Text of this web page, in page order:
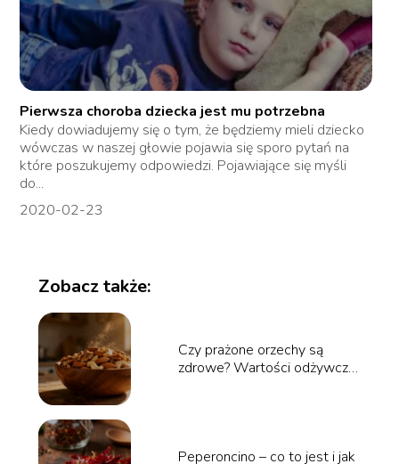
Pierwsza choroba dziecka jest mu potrzebna
Kiedy dowiadujemy się o tym, że będziemy mieli dziecko
wówczas w naszej głowie pojawia się sporo pytań na
które poszukujemy odpowiedzi. Pojawiające się myśli
do...
2020-02-23
Zobacz także:
Czy prażone orzechy są
zdrowe? Wartości odżywcze
Peperoncino – co to jest i jak